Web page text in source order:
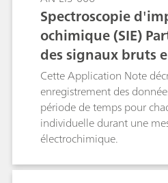
linéaire du modèle jusqu'à
La plupart des systèmes
d'un programme
Cette Application Note
d'ajuster les données à
Spectroscopie
ochimique (SIE)
des signaux bruts
Cette Application Note
enregistrement des
période de temps pour
individuelle durant une
électrochimique.